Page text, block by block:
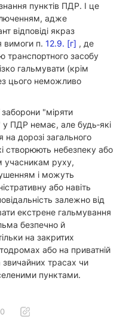
пунктів ПДР. І це
адже
відповіді якраз
вимоги п. 12.9. [г] , де
транспортного засобу
гальмувати (крім
цього неможливо
заборони "міряти
ПДР немає, але будь‑які
на дорозі загального
створюють небезпеку або
учасникам руху,
і можуть
або навіть
залежно від
екстрене гальмування
безпечно й
на закритих
або на приватній
звичайних трасах чи
пунктами.
0